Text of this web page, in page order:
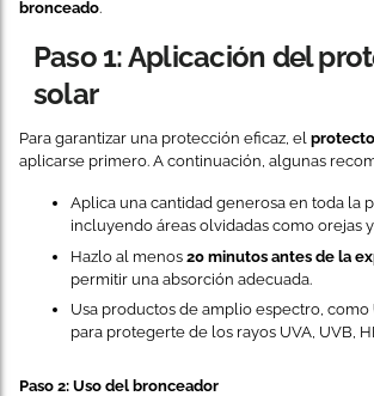
bronceado.
Paso 1: Aplicación del
solar
Para garantizar una protección eficaz, el
aplicarse primero. A continuación, algunas
Aplica una cantidad generosa en toda la
incluyendo áreas olvidadas como orejas
Hazlo al menos 20 minutos antes de la
permitir una absorción adecuada.
Usa productos de amplio espectro, como
para protegerte de los rayos UVA, UVB,
Paso 2: Uso del bronceador